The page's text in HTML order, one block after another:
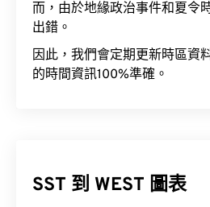
而，由於地緣政治事件和夏令
出錯。
因此，我們會定期更新時區資
的時間資訊100%準確。
SST 到 WEST 圖表